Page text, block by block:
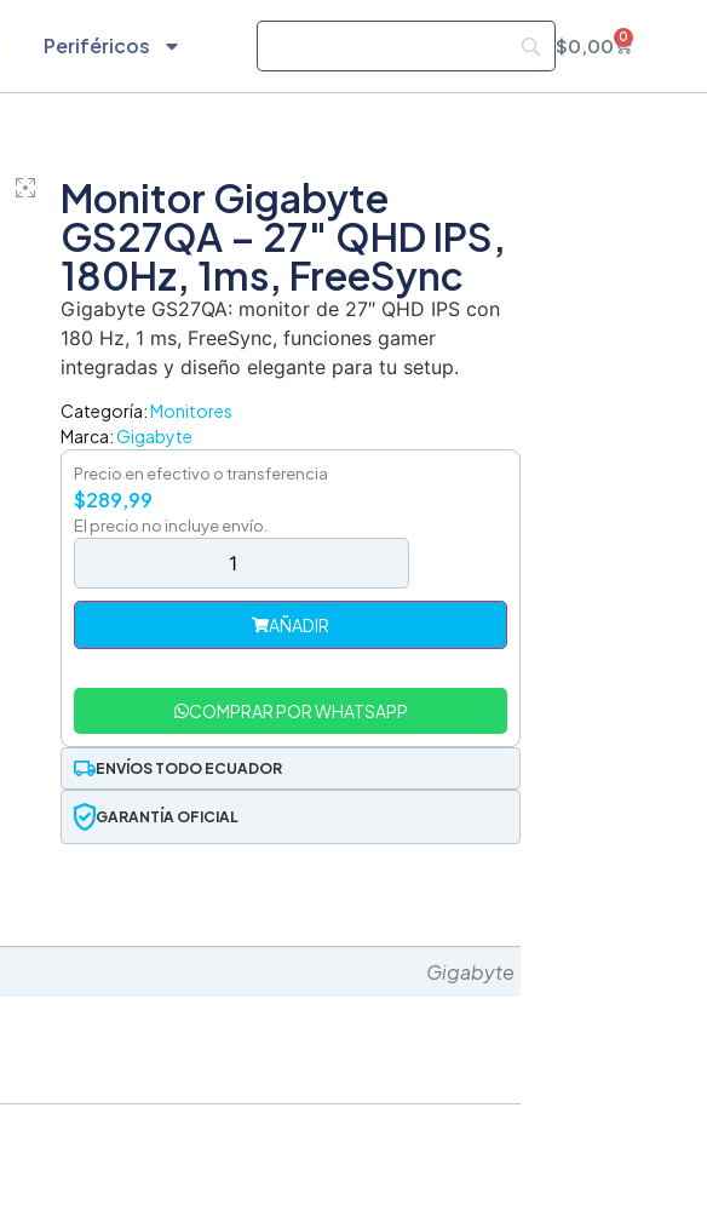
Periféricos $0,00 0
Monitor Gigabyte
GS27QA – 27″ QHD IPS,
180Hz, 1ms, FreeSync
Gigabyte GS27QA: monitor de 27″ QHD IPS con
180 Hz, 1 ms, FreeSync, funciones gamer
integradas y diseño elegante para tu setup.
Categoría:Monitores
Marca:Gigabyte
Precio en efectivo o transferencia
$289,99
El precio no incluye envío.
AÑADIR
COMPRAR POR WHATSAPP
ENVÍOS TODO ECUADOR
GARANTÍA OFICIAL
Gigabyte